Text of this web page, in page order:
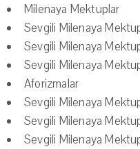
Milenaya Mektuplar
Sevgili Milenaya
Sevgili Milenaya
Sevgili Milenaya
Aforizmalar
Sevgili Milenaya
Sevgili Milenaya
Sevgili Milenaya